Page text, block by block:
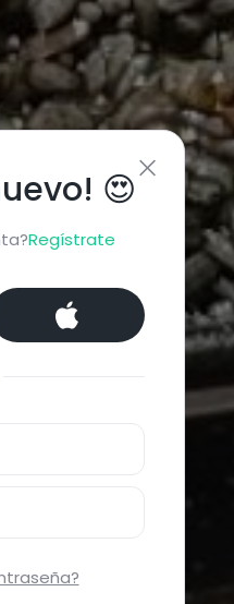
😍
Regístrate